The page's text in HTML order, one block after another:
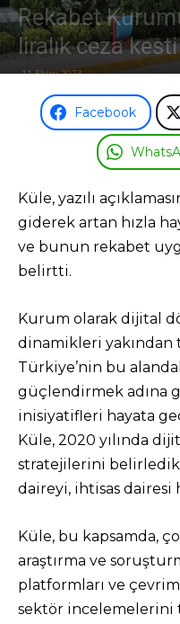
Rekabet
liralık ceza kesti
11 Ekim 2023
Facebook
Küle, yazılı
giderek artan hızla
ve bunun rekabet
belirtti.
Kurum olarak dijital
dinamikleri
Türkiye’nin bu
güçlendirmek adına
inisiyatifleri hayata
Küle, 2020 yılında
stratejilerini
daireyi, ihtisas
Küle, bu kapsamda,
araştırma ve
platformları ve
sektör incelemelerini